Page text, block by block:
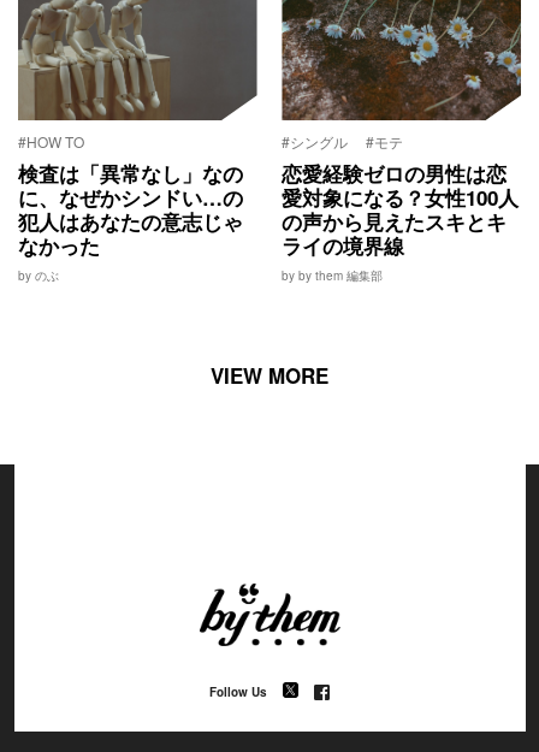
#HOW TO
検査は「異常なし」なの
に、なぜかシンドい…の
犯人はあなたの意志じゃ
なかった
by のぶ
#シングル #モテ
恋愛経験ゼロの男性は恋
愛対象になる？女性100人
の声から見えたスキとキ
ライの境界線
by by them 編集部
VIEW MORE
Follow Us